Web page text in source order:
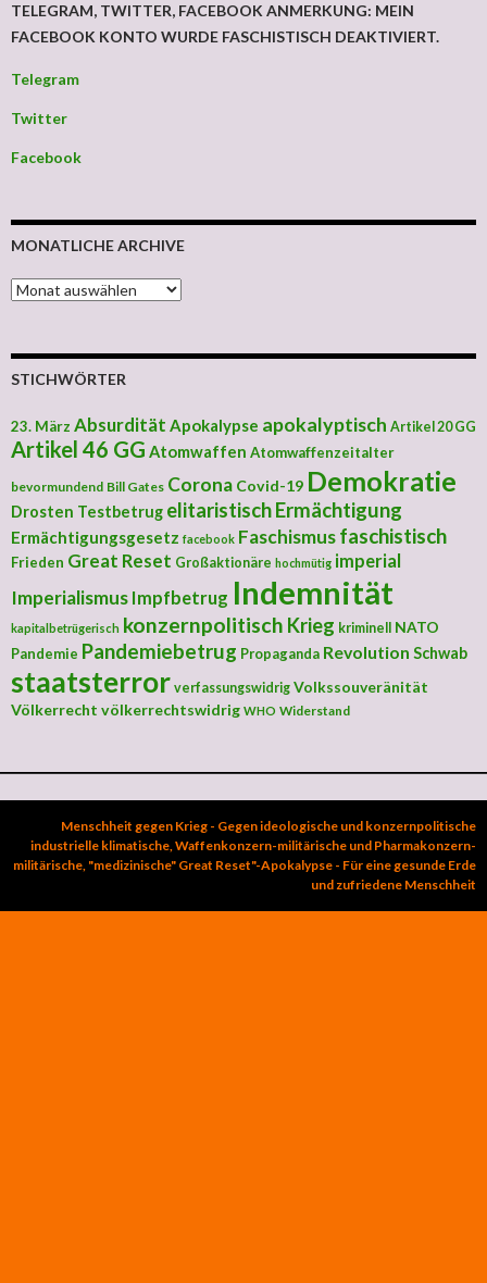
TELEGRAM, TWITTER, FACEBOOK ANMERKUNG: MEIN
FACEBOOK KONTO WURDE FASCHISTISCH DEAKTIVIERT.
Telegram
Twitter
Facebook
MONATLICHE ARCHIVE
MONATLICHE ARCHIVE
STICHWÖRTER
23. März Absurdität Apokalypse apokalyptisch Artikel 20 GG
Artikel 46 GG Atomwaffen Atomwaffenzeitalter
bevormundend Bill Gates Corona Covid-19 Demokratie
Drosten Testbetrug elitaristischErmächtigung
Ermächtigungsgesetz facebook Faschismusfaschistisch
Frieden Great Reset Großaktionäre hochmütig imperial
Imperialismus Impfbetrug Indemnität
kapitalbetrügerisch konzernpolitisch Krieg kriminell
NATO
Pandemie Pandemiebetrug Propaganda Revolution Schwab
staatsterror verfassungswidrig Volkssouveränität
Völkerrecht völkerrechtswidrig WHO Widerstand
Menschheit gegen Krieg - Gegen ideologische und konzernpolitische
industrielle klimatische, Waffenkonzern-militärische und Pharmakonzern-
militärische, "medizinische" Great Reset"-Apokalypse - Für eine gesunde Erde
und zufriedene Menschheit